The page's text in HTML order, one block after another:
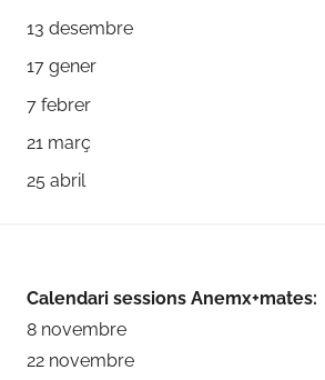
13 desembre
17 gener
7 febrer
21 març
25 abril
Calendari sessions Anemx+mates:
8 novembre
22 novembre